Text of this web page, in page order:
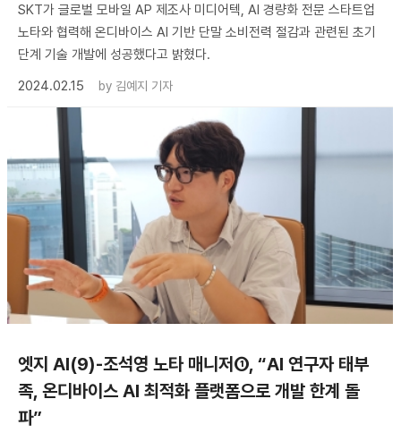
SKT가 글로벌 모바일 AP 제조사 미디어텍, AI 경량화 전문 스타트업
노타와 협력해 온디바이스 AI 기반 단말 소비전력 절감과 관련된 초기
단계 기술 개발에 성공했다고 밝혔다.
2024.02.15
by 김예지 기자
엣지 AI(9)-조석영 노타 매니저①, “AI 연구자 태부
족, 온디바이스 AI 최적화 플랫폼으로 개발 한계 돌
파”